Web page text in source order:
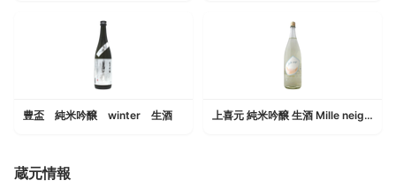
豊盃 純米吟醸 winter 生酒 上喜元 純米吟醸 生酒 Mille neige ミルネージュ 限定品
蔵元情報